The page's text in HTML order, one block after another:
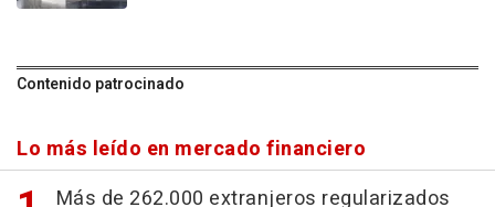
Contenido patrocinado
Lo más leído en mercado financiero
Más de 262.000 extranjeros regularizados